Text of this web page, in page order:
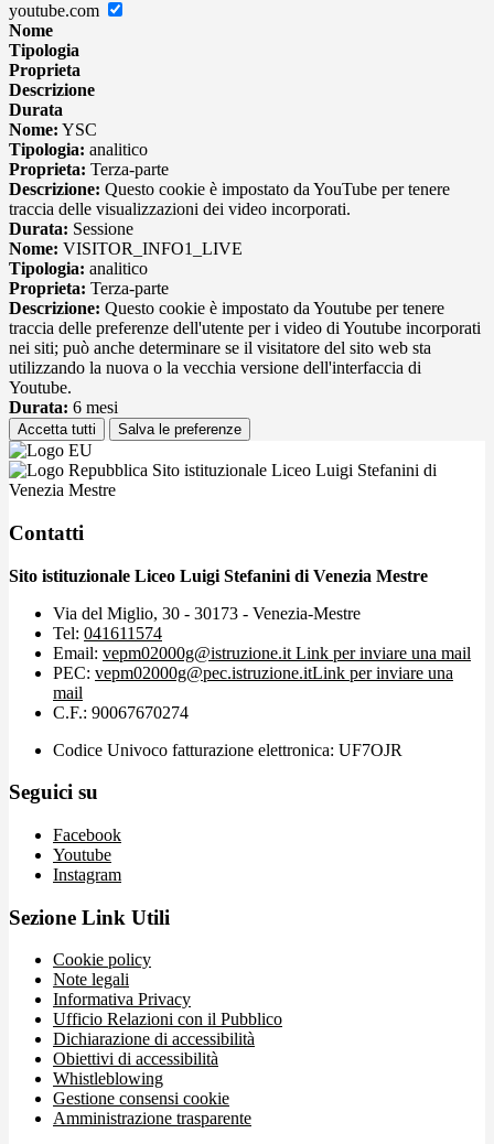
youtube.com
Nome
Tipologia
Proprieta
Descrizione
Durata
Nome: YSC
Tipologia: analitico
Proprieta: Terza-parte
Descrizione: Questo cookie è impostato da YouTube per tenere
traccia delle visualizzazioni dei video incorporati.
Durata: Sessione
Nome: VISITOR_INFO1_LIVE
Tipologia: analitico
Proprieta: Terza-parte
Descrizione: Questo cookie è impostato da Youtube per tenere
traccia delle preferenze dell'utente per i video di Youtube incorporati
nei siti; può anche determinare se il visitatore del sito web sta
utilizzando la nuova o la vecchia versione dell'interfaccia di
Youtube.
Durata: 6 mesi
Accetta tutti Salva le preferenze
Sito istituzionale Liceo Luigi Stefanini di
Venezia Mestre
Contatti
Sito istituzionale Liceo Luigi Stefanini di Venezia Mestre
Via del Miglio, 30 - 30173 - Venezia-Mestre
Tel: 041611574
Email: vepm02000g@istruzione.it Link per inviare una mail
PEC: vepm02000g@pec.istruzione.itLink per inviare una
mail
C.F.: 90067670274
Codice Univoco fatturazione elettronica: UF7OJR
Seguici su
Facebook
Youtube
Instagram
Sezione Link Utili
Cookie policy
Note legali
Informativa Privacy
Ufficio Relazioni con il Pubblico
Dichiarazione di accessibilità
Obiettivi di accessibilità
Whistleblowing
Gestione consensi cookie
Amministrazione trasparente